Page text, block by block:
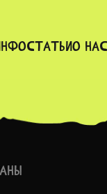
статьиО нас